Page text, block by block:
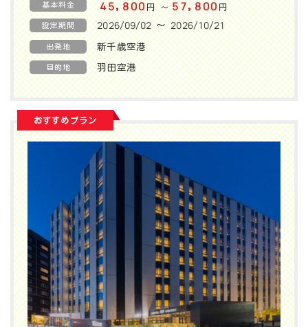
基本料金 45,800円〜57,800円
設定期間 2026/09/02 〜 2026/10/21
出発地 新千歳空港
目的地 羽田空港
おすすめプラン